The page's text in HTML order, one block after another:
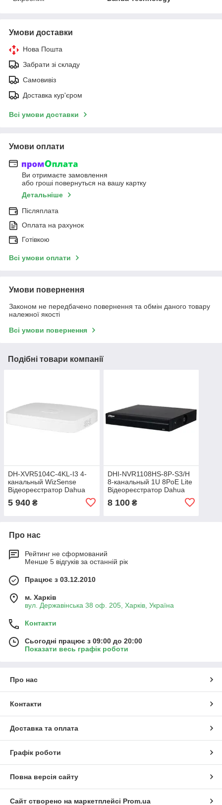
Умови доставки
Нова Пошта
Забрати зі складу
Самовивіз
Доставка кур'єром
Всі умови доставки
Умови оплати
Ви отримаєте замовлення
або гроші повернуться на вашу картку
Детальніше
Післяплата
Оплата на рахунок
Готівкою
Всі умови оплати
Умови повернення
Законом не передбачено повернення та обмін даного товару
належної якості
Всі умови повернення
Подібні товари компанії
DH-XVR5104C-4KL-I3 4-
канальный WizSense
Відеореєстратор Dahua
5 940 ₴
DHI-NVR1108HS-8P-S3/H
8-канальный 1U 8PoE Lite
Відеореєстратор Dahua
8 100₴
Про нас
Рейтинг не сформований
Менше 5 відгуків за останній рік
Працює з 03.12.2010
м. Харків
вул. Державінська 38 оф. 205, Харків, Україна
Контакти
Сьогодні працює з 09:00 до 20:00
Показати весь графік роботи
Про нас
Контакти
Доставка та оплата
Графік роботи
Повна версія сайту
Сайт створено на маркетплейсі Prom.ua